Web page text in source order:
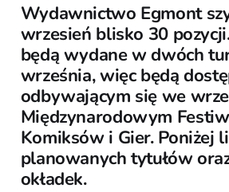
Wydawnictwo Egmont
wrzesień blisko 30
będą wydane w dwóch
września, więc będą
odbywającym się we
Międzynarodowym
Komiksów i Gier. Poniżej
planowanych tytułów
okładek.